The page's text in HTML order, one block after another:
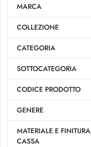
MARCA
COLLEZIONE
CATEGORIA
SOTTOCATEGORIA
CODICE PRODOTTO
GENERE
MATERIALE E FINITURA
CASSA